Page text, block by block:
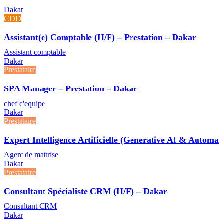
Dakar
CDD
Assistant(e) Comptable (H/F) – Prestation – Dakar
Assistant comptable
Dakar
Prestataire
SPA Manager – Prestation – Dakar
chef d'equipe
Dakar
Prestataire
Expert Intelligence Artificielle (Generative AI &
Agent de maîtrise
Dakar
Prestataire
Consultant Spécialiste CRM (H/F) – Dakar
Consultant CRM
Dakar